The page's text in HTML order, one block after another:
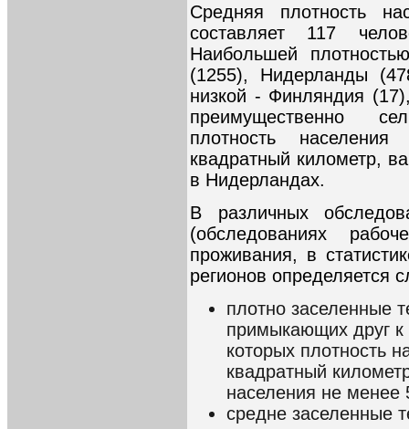
Средняя плотность
составляет 117
Наибольшей
(1255), Нидерланды
низкой - Финляндия
преимущественно
плотность
квадратный километр,
в Нидерландах.
В различных
(обследованиях
проживания, в
регионов определяется
плотно заселенные
примыкающих друг к
которых плотность
квадратный
населения не менее
средне заселенные